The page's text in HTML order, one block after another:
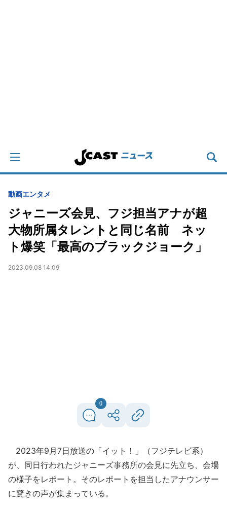
動画エンタメ
ジャニーズ会見、フジ担当アナが超
大物所属タレントと同じ名前 ネッ
ト爆笑「最高のブラックジョーク」
2023.09.08 14:09
0
2023年9月7日放送の「イット！」（フジテレビ系）
が、同日行われたジャニーズ事務所の会見に先立ち、会場
の様子をレポート。そのレポートを担当したアナウンサー
に驚きの声が集まっている。